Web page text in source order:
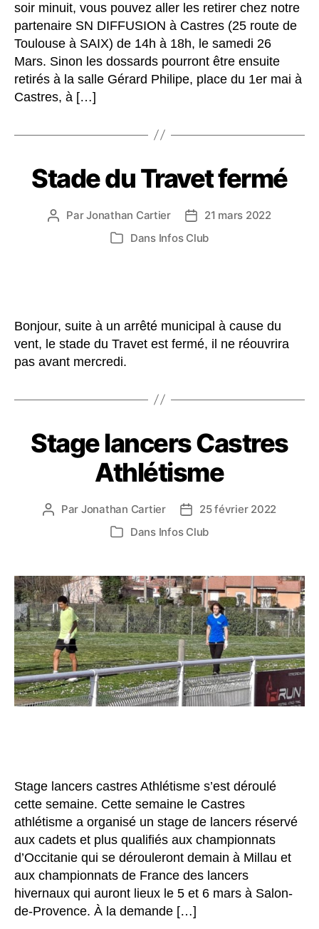
soir minuit, vous pouvez aller les retirer chez notre
partenaire SN DIFFUSION à Castres (25 route de
Toulouse à SAIX) de 14h à 18h, le samedi 26
Mars. Sinon les dossards pourront être ensuite
retirés à la salle Gérard Philipe, place du 1er mai à
Castres, à […]
Stade du Travet fermé
Auteur
ParJonathan Cartier
Date
de
21 mars 2022
Catégories
Dans Infos Club
Bonjour, suite à un arrêté municipal à cause du
vent, le stade du Travet est fermé, il ne réouvrira
pas avant mercredi.
Stage lancers Castres
Athlétisme
Auteur
Par Jonathan Cartier
Date
de
25 février 2022
Catégories
Dans Infos Club
Stage lancers castres Athlétisme s’est déroulé
cette semaine. Cette semaine le Castres
athlétisme a organisé un stage de lancers réservé
aux cadets et plus qualifiés aux championnats
d’Occitanie qui se dérouleront demain à Millau et
aux championnats de France des lancers
hivernaux qui auront lieux le 5 et 6 mars à Salon-
de-Provence. À la demande […]